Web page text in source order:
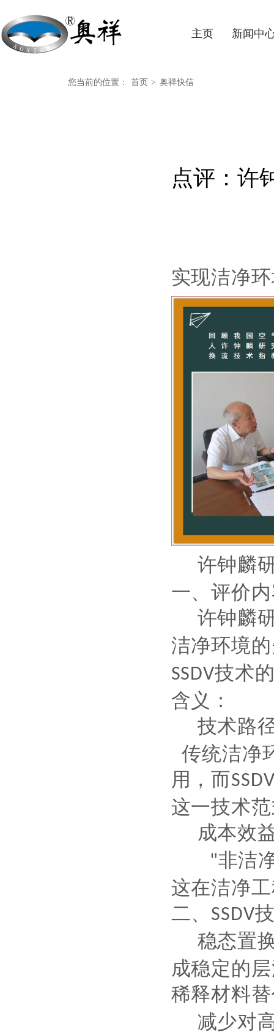
主页 新闻中
您当前的位置： 首页 > 奥祥快信
点评：许
实现洁净
许钟麟
一、评价
许钟麟
洁净环境
SSDV技术
含义：
技术路
传统洁净
用，而
这一技术
成本效
"非洁
这在洁净
二、 SSDV
稳态置
成稳定的
稀释材料
减少对